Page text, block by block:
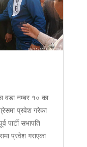
वडा नम्बर १० का
प्रवेश गरेका
पार्टी सभापति
प्रवेश गराएका